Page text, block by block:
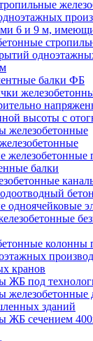
6 и 9 м,
балки ФБ
высоты с
железобетонные
железобетонные
балки
одноячейковые
колонны
кранов
ЖБ под
железобетонные
зданий
ЖБ сечением